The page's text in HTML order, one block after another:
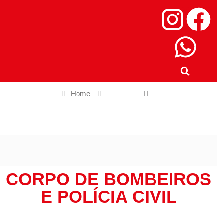
Home
CORPO DE BOMBEIROS
E POLÍCIA CIVIL